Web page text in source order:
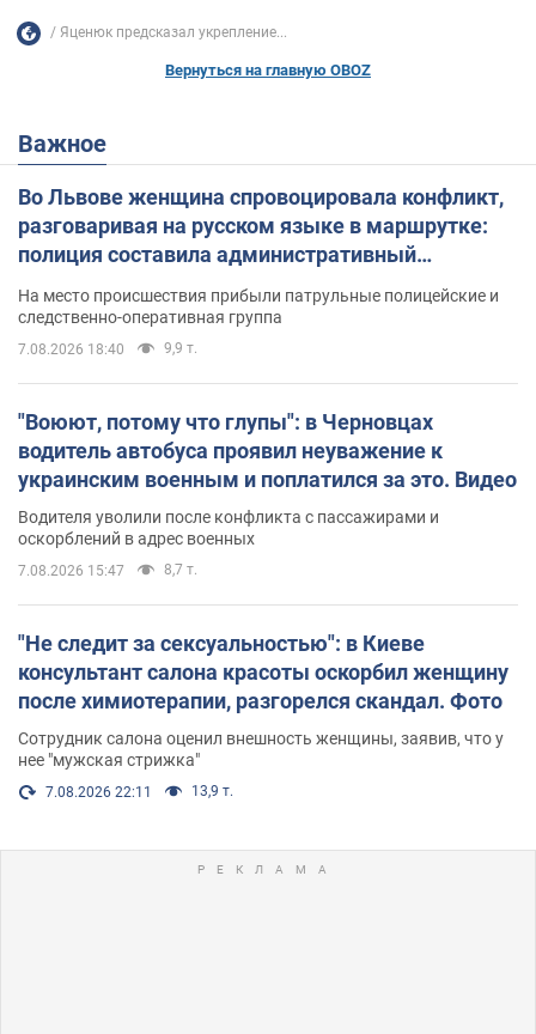
Яценюк предсказал укрепление...
Вернуться на главную OBOZ
Важное
Во Львове женщина спровоцировала конфликт,
разговаривая на русском языке в маршрутке:
полиция составила административный
На место происшествия прибыли патрульные полицейские и
следственно-оперативная группа
7.08.2026 18:40 9,9 т.
"Воюют, потому что глупы": в Черновцах
водитель автобуса проявил неуважение к
украинским военным и поплатился за это. Видео
Водителя уволили после конфликта с пассажирами и
оскорблений в адрес военных
7.08.2026 15:47 8,7 т.
"Не следит за сексуальностью": в Киеве
консультант салона красоты оскорбил женщину
после химиотерапии, разгорелся скандал. Фото
Сотрудник салона оценил внешность женщины, заявив, что у
нее "мужская стрижка"
7.08.2026 22:11 13,9 т.